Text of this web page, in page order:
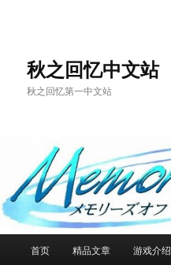
秋之回忆中文站
秋之回忆第一中文站
首页 精品文章 游戏介绍